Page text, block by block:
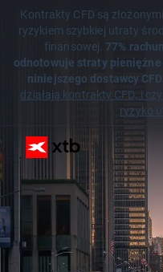
Kontrakty CFD są
ryzykiem szybkiej utraty
finansowej.77%
odnotowuje straty
niniejszego dostawcy
działają kontrakty CFD, i
ryzyko